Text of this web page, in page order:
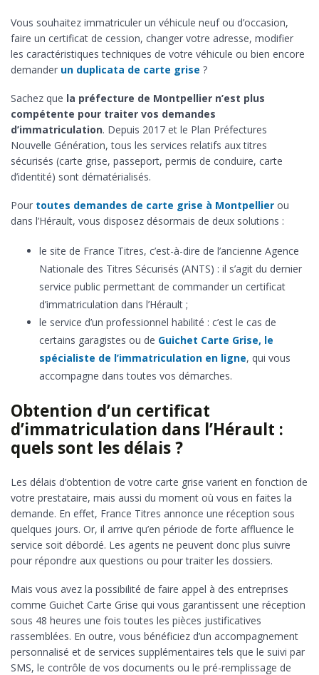
Vous souhaitez immatriculer un véhicule neuf ou d’occasion,
faire un certificat de cession, changer votre adresse, modifier
les caractéristiques techniques de votre véhicule ou bien encore
demander un duplicata de carte grise ?
Sachez que la préfecture de Montpellier n’est plus
compétente pour traiter vos demandes
d’immatriculation. Depuis 2017 et le Plan Préfectures
Nouvelle Génération, tous les services relatifs aux titres
sécurisés (carte grise, passeport, permis de conduire, carte
d’identité) sont dématérialisés.
Pour toutes demandes de carte grise à Montpellier ou
dans l’Hérault, vous disposez désormais de deux solutions :
le site de France Titres, c’est-à-dire de l’ancienne Agence
Nationale des Titres Sécurisés (ANTS) : il s’agit du dernier
service public permettant de commander un certificat
d’immatriculation dans l’Hérault ;
le service d’un professionnel habilité : c’est le cas de
certains garagistes ou de Guichet Carte Grise, le
spécialiste de l’immatriculation en ligne, qui vous
accompagne dans toutes vos démarches.
Obtention d’un certificat
d’immatriculation dans l’Hérault :
quels sont les délais ?
Les délais d’obtention de votre carte grise varient en fonction de
votre prestataire, mais aussi du moment où vous en faites la
demande. En effet, France Titres annonce une réception sous
quelques jours. Or, il arrive qu’en période de forte affluence le
service soit débordé. Les agents ne peuvent donc plus suivre
pour répondre aux questions ou pour traiter les dossiers.
Mais vous avez la possibilité de faire appel à des entreprises
comme Guichet Carte Grise qui vous garantissent une réception
sous 48 heures une fois toutes les pièces justificatives
rassemblées. En outre, vous bénéficiez d’un accompagnement
personnalisé et de services supplémentaires tels que le suivi par
SMS, le contrôle de vos documents ou le pré-remplissage de